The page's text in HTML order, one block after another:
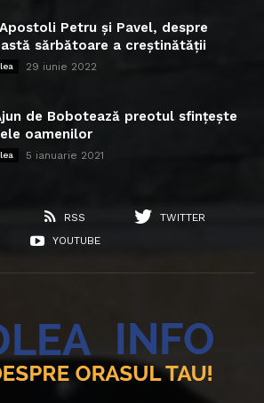
Petru și Pavel, despre
sărbătoare a creștinătății
29 iunie 2022
de Bobotează preotul sfințește
oamenilor
5 ianuarie 2021
RSS
TWITTER
YOUTUBE